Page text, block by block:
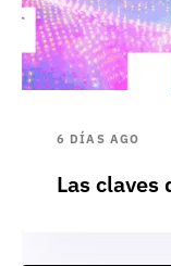
6 DÍAS AGO
Las